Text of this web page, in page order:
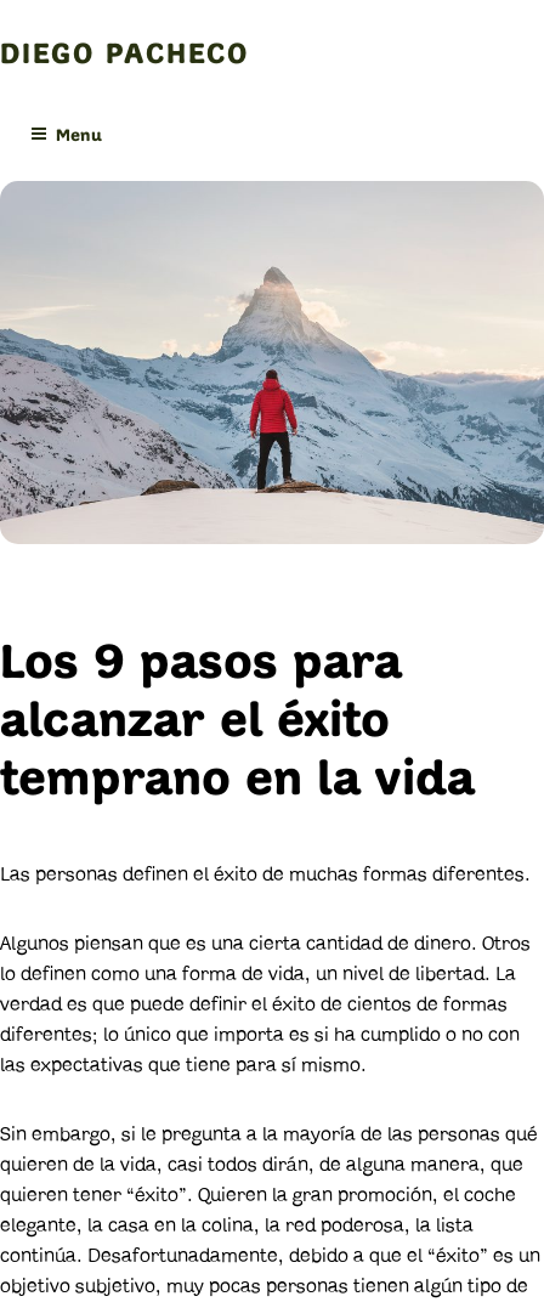
to
content
DIEGO PACHECO
Menu
Los 9 pasos para
alcanzar el éxito
temprano en la vida
Las personas definen el éxito de muchas formas diferentes.
Algunos piensan que es una cierta cantidad de dinero. Otros
lo definen como una forma de vida, un nivel de libertad. La
verdad es que puede definir el éxito de cientos de formas
diferentes; lo único que importa es si ha cumplido o no con
las expectativas que tiene para sí mismo.
Sin embargo, si le pregunta a la mayoría de las personas qué
quieren de la vida, casi todos dirán, de alguna manera, que
quieren tener “éxito”. Quieren la gran promoción, el coche
elegante, la casa en la colina, la red poderosa, la lista
continúa. Desafortunadamente, debido a que el “éxito” es un
objetivo subjetivo, muy pocas personas tienen algún tipo de